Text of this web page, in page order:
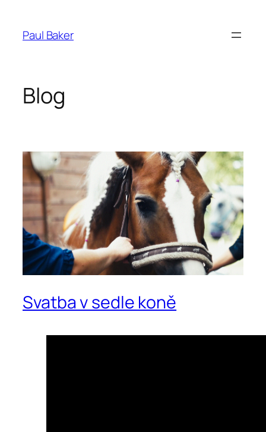
obsahPaul Baker
Blog
Svatba v sedle koně